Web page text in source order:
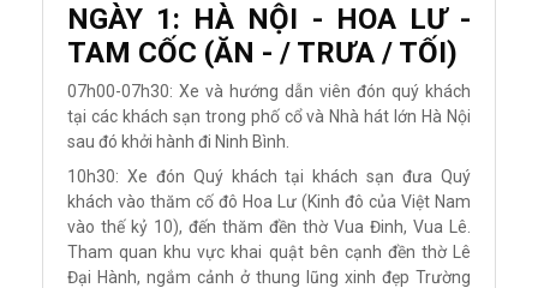
NGÀY 1: HÀ NỘI - HOA LƯ -
TAM CỐC (ĂN - / TRƯA / TỐI)
07h00-07h30: Xe và hướng dẫn viên đón quý khách
tại các khách sạn trong phố cổ và Nhà hát lớn Hà Nội
sau đó khởi hành đi Ninh Bình.
10h30: Xe đón Quý khách tại khách sạn đưa Quý
khách vào thăm cố đô Hoa Lư (Kinh đô của Việt Nam
vào thế kỷ 10), đến thăm đền thờ Vua Đinh, Vua Lê.
Tham quan khu vực khai quật bên cạnh đền thờ Lê
Đại Hành, ngắm cảnh ở thung lũng xinh đẹp Trường